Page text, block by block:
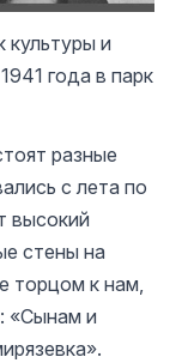
культуры и
года в парк
разные
с лета по
высокий
стены на
торцом к нам,
«Сынам и